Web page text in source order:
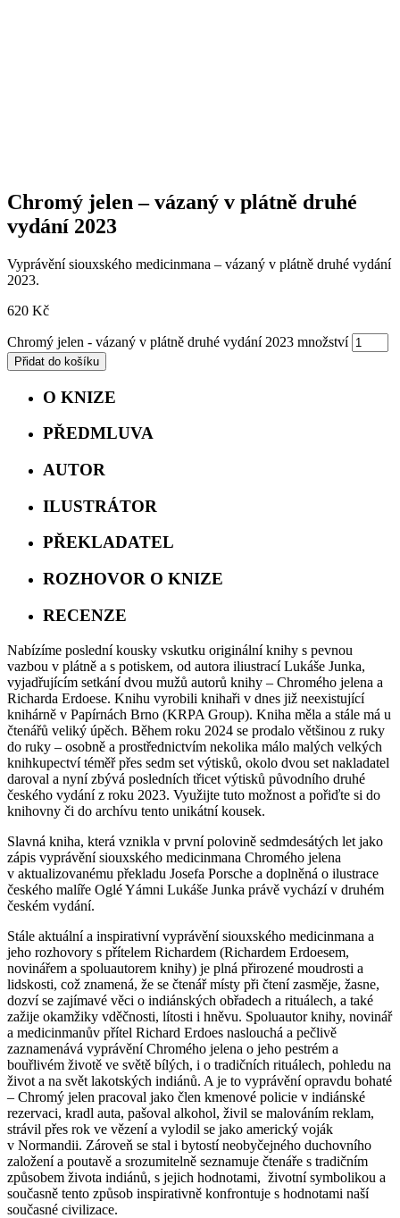
Chromý jelen – vázaný v plátně druhé
vydání 2023
Vyprávění siouxského medicinmana – vázaný v plátně druhé vydání
2023.
620 Kč
Chromý jelen - vázaný v plátně druhé vydání 2023 množství
Přidat do košíku
O KNIZE
PŘEDMLUVA
AUTOR
ILUSTRÁTOR
PŘEKLADATEL
ROZHOVOR O KNIZE
RECENZE
Nabízíme poslední kousky vskutku originální knihy s pevnou
vazbou v plátně a s potiskem, od autora iliustrací Lukáše Junka,
vyjadřujícím setkání dvou mužů autorů knihy – Chromého jelena a
Richarda Erdoese. Knihu vyrobili knihaři v dnes již neexistující
knihárně v Papírnách Brno (KRPA Group). Kniha měla a stále má u
čtenářů veliký úpěch. Během roku 2024 se prodalo většinou z ruky
do ruky – osobně a prostřednictvím nekolika málo malých velkých
knihkupectví téměř přes sedm set výtisků, okolo dvou set nakladatel
daroval a nyní zbývá posledních třicet výtisků původního druhé
českého vydání z roku 2023. Využijte tuto možnost a pořiďte si do
knihovny či do archívu tento unikátní kousek.
Slavná kniha, která vznikla v první polovině sedmdesátých let jako
zápis vyprávění siouxského medicinmana Chromého jelena
v aktualizovanému překladu Josefa Porsche a doplněná o ilustrace
českého malíře Oglé Yámni Lukáše Junka právě vychází v druhém
českém vydání.
Stále aktuální a inspirativní vyprávění siouxského medicinmana a
jeho rozhovory s přítelem Richardem (Richardem Erdoesem,
novinářem a spoluautorem knihy) je plná přirozené moudrosti a
lidskosti, což znamená, že se čtenář místy při čtení zasměje, žasne,
dozví se zajímavé věci o indiánských obřadech a rituálech, a také
zažije okamžiky vděčnosti, lítosti i hněvu. Spoluautor knihy, novinář
a medicinmanův přítel Richard Erdoes naslouchá a pečlivě
zaznamenává vyprávění Chromého jelena o jeho pestrém a
bouřlivém životě ve světě bílých, i o tradičních rituálech, pohledu na
život a na svět lakotských indiánů. A je to vyprávění opravdu bohaté
– Chromý jelen pracoval jako člen kmenové policie v indiánské
rezervaci, kradl auta, pašoval alkohol, živil se malováním reklam,
strávil přes rok ve vězení a vylodil se jako americký voják
v Normandii. Zároveň se stal i bytostí neobyčejného duchovního
založení a poutavě a srozumitelně seznamuje čtenáře s tradičním
způsobem života indiánů, s jejich hodnotami, životní symbolikou a
současně tento způsob inspirativně konfrontuje s hodnotami naší
současné civilizace.